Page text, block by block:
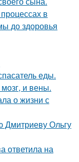
в
до здоровья
еды.
и вены.
о жизни с
Дмитриеву Ольгу
ответила на